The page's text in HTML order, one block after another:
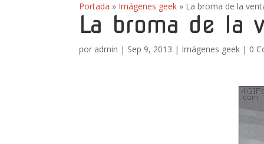
Portada » Imágenes geek » La broma de la
La broma de la
por admin | Sep 9, 2013 | Imágenes geek | 0